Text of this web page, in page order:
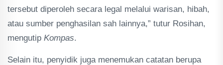
tersebut diperoleh secara legal melalui warisan, hibah,
atau sumber penghasilan sah lainnya,” tutur Rosihan,
mengutip Kompas.
Selain itu, penyidik juga menemukan catatan berupa